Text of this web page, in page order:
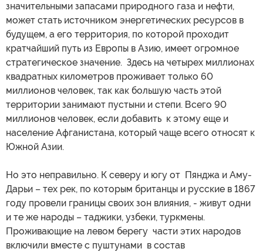
значительными запасами природного газа и нефти,
может стать источником энергетических ресурсов в
будущем, а его территория, по которой проходит
кратчайший путь из Европы в Азию, имеет огромное
стратегическое значение. Здесь на четырех миллионах
квадратных километров проживает только 60
миллионов человек, так как большую часть этой
территории занимают пустыни и степи. Всего 90
миллионов человек, если добавить к этому еще и
население Афганистана, который чаще всего относят к
Южной Азии.
Но это неправильно. К северу и югу от Пянджа и Аму-
Дарьи – тех рек, по которым британцы и русские в 1867
году провели границы своих зон влияния, - живут одни
и те же народы – таджики, узбеки, туркмены.
Проживающие на левом берегу части этих народов
включили вместе с пуштунами в состав